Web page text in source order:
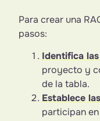
Para crear una
pasos:
Identifica
proyecto y
de la tabla.
Establece
participan